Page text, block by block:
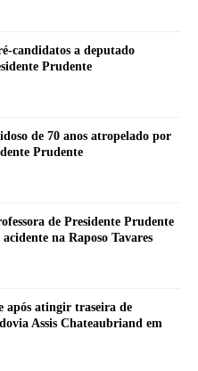
candidatos a deputado
Prudente
de 70 anos atropelado por
Prudente
de Presidente Prudente
na Raposo Tavares
após atingir traseira de
Assis Chateaubriand em